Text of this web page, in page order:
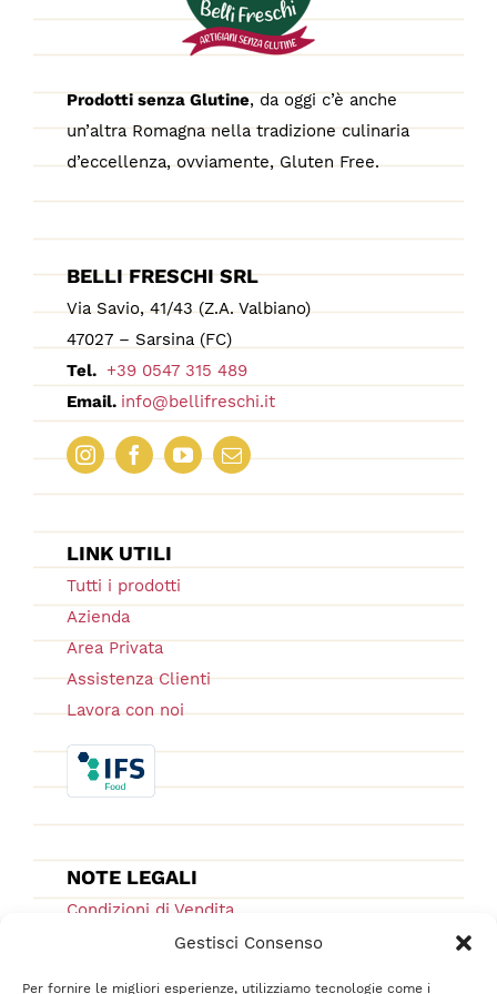
Gestisci Consenso
Per fornire le migliori esperienze, utilizziamo tecnologie come i
Prodotti senza Glutine, da oggi c’è anche
un’altra Romagna nella tradizione culinaria
d’eccellenza, ovviamente, Gluten Free.
BELLI FRESCHI SRL
Via Savio, 41/43 (Z.A. Valbiano)
47027 – Sarsina (FC)
Tel. +39 0547 315 489
Email. info@bellifreschi.it
LINK UTILI
Tutti i prodotti
Azienda
Area Privata
Assistenza Clienti
Lavora con noi
NOTE LEGALI
Condizioni di Vendita
Ordini e Spedizioni